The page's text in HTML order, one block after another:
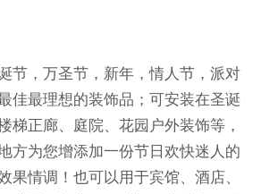
节，万圣节，新年，情人节，派对
佳最理想的装饰品；可安装在圣诞
梯正廊、庭院、花园户外装饰等，
方为您增添加一份节日欢快迷人的
果情调！也可以用于宾馆、酒店、